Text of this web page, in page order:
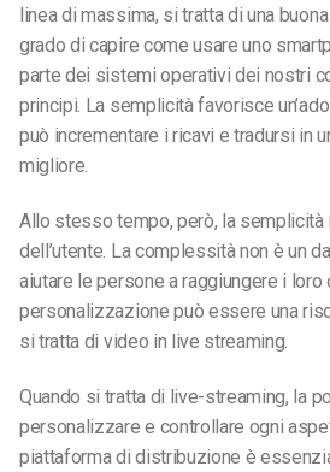
linea di massima, si tratta di una
grado di capire come usare uno
parte dei sistemi operativi dei nostri
principi. La semplicità favorisce
può incrementare i ricavi e tradursi in
migliore.
Allo stesso tempo, però, la semplicità
dell’utente. La complessità non è un
aiutare le persone a raggiungere i
personalizzazione può essere una
si tratta di video in live streaming.
Quando si tratta di live-streaming, la
personalizzare e controllare ogni
piattaforma di distribuzione è